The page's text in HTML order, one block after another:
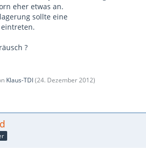
eher etwas an.
sollte eine
?
Klaus-TDI(24. Dezember 2012)